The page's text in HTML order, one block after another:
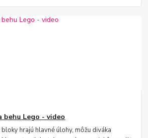
behu Lego - video
hrajú hlavné úlohy, môžu diváka